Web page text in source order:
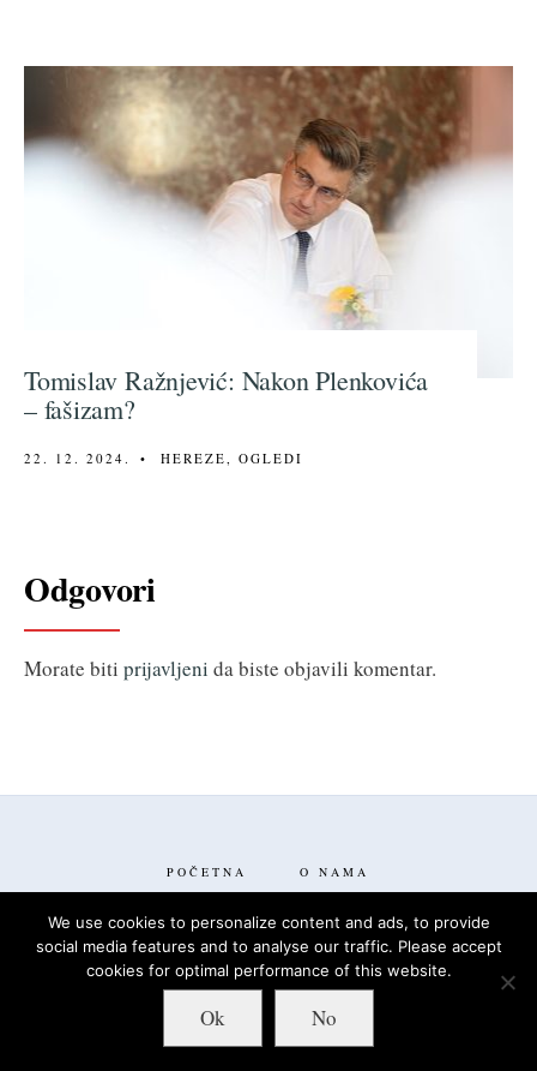
Tomislav Ražnjević: Nakon Plenkovića
– fašizam?
22. 12. 2024. • HEREZE OGLEDI
Odgovori
Morate biti prijavljeni da biste objavili komentar.
POČETNA O NAMA
FACEBOOK TWITTER
We use cookies to personalize content and ads, to provide
social media features and to analyse our traffic. Please accept
cookies for optimal performance of this website.
Ok No